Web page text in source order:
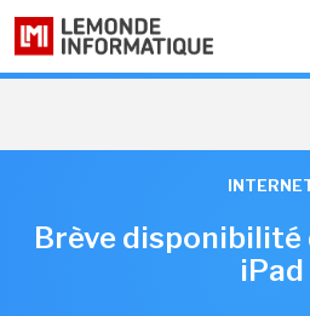
Brève disponibilité
iPad